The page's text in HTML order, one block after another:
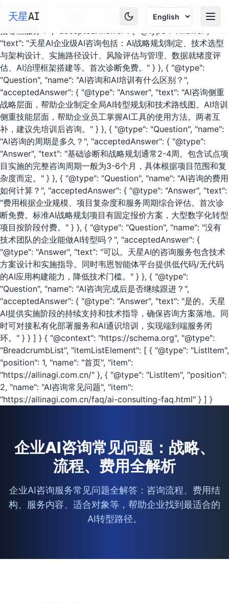
天星AI
{ "@context": "https://schema.org", "@type": "FAQPage",
"mainEntity": [ { "@type": "Question", "name": "企业AI咨询包
括哪些服务？", "acceptedAnswer": { "@type": "Answer",
"text": "天星AI企业级AI咨询包括：AI战略规划制定、技术选型
与架构设计、实施路径设计、风险评估与管理、数据就绪度评
估、AI治理框架搭建等。首次诊断免费。" } }, { "@type":
"Question", "name": "AI咨询和AI培训有什么区别？",
"acceptedAnswer": { "@type": "Answer", "text": "AI咨询侧重
战略层面，帮助企业制定全局AI转型规划和技术路线图。AI培训
侧重技能层面，帮助企业员工掌握AI工具的使用方法。两者互
补，建议先培训后咨询。" } }, { "@type": "Question", "name":
"AI咨询的周期是多久？", "acceptedAnswer": { "@type":
"Answer", "text": "基础诊断和战略规划通常2-4周。包含试点项
目实施的完整咨询周期一般为3-6个月，具体根据项目范围和复
杂度而定。" } }, { "@type": "Question", "name": "AI咨询的费用
如何计算？", "acceptedAnswer": { "@type": "Answer", "text":
"费用根据企业规模、项目复杂度和服务周期综合评估。首次诊
断免费。标准AI战略规划项目有固定报价方案，大型数字化转型
项目按阶段付费。" } }, { "@type": "Question", "name": "没有
技术团队的企业能做AI转型吗？", "acceptedAnswer": {
"@type": "Answer", "text": "可以。天星AI的咨询服务包含技术
方案设计和实施指导。同时韦恩智能体平台提供低代码/无代码
的AI应用构建能力，降低技术门槛。" } }, { "@type":
"Question", "name": "AI咨询完成后是否继续跟进？",
"acceptedAnswer": { "@type": "Answer", "text": "是的。天星
AI提供实施阶段的持续支持和技术指导，确保咨询方案落地。同
时可对接私有化部署服务和AI通识培训，实现端到端服务闭
环。" } } ] } { "@context": "https://schema.org", "@type":
"BreadcrumbList", "itemListElement": [ { "@type": "ListItem",
"position": 1, "name": "首页", "item":
"https://allinagi.com.cn/" }, { "@type": "ListItem", "position":
2, "name": "AI咨询常见问题", "item":
"https://allinagi.com.cn/faq/ai-consulting-faq.html" } ] }
企业AI咨询常见问题：战略、
流程、费用全解析
企业AI咨询服务常见问题全解答：咨询流程、费用结
构、服务内容、适合对象等，帮助企业找到最适合的
AI转型路径。